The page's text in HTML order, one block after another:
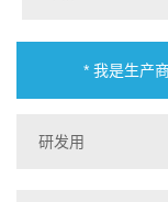
* 我是生产
研发用